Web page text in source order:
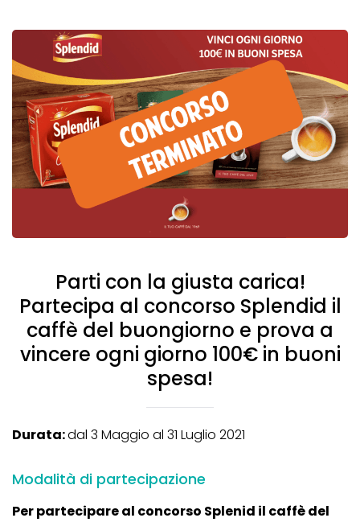
Parti con la giusta carica!
Partecipa al concorso Splendid il
caffè del buongiorno e prova a
vincere ogni giorno 100€ in buoni
spesa!
Durata:dal 3 Maggio al 31 Luglio 2021
Modalità di partecipazione
Per partecipare al concorso Splenid il caffè del